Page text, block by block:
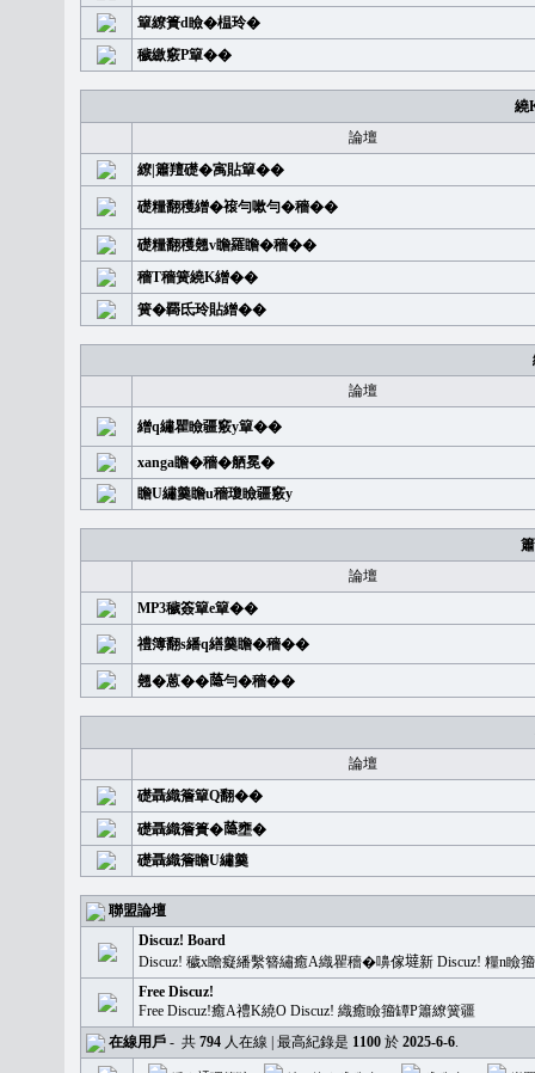
簞繚簣d瞼�榅玲�
穢繳竅P簞��
繞
論壇
繚|簫羶礎�㝢貼簞��
礎糧翻穫繒�䙛勻嗽勻�穡��
礎糧翻穫翹v瞻羅瞻�穡��
穡T穡簧繞K繒��
簧�覉氐玲貼繒��
論壇
繒q繡瞿瞼疆竅y簞��
xanga瞻�穡�舾冕�
瞻U繡羹瞻u穡瓊瞼疆竅y
論壇
MP3穢簽簞e簞��
禮簿翻s繙q繕羹瞻�穡��
翹�蒽��𦻕勻�穡��
論壇
礎聶織簷簞Q翻��
礎聶織簷簣�𦻕壅�
礎聶織簷瞻U繡羹
聯盟論壇
Discuz! Board
Discuz! 穢x瞻癡繙繫簪繡癒A織瞿穡�嚊傢𡐿新 Discuz! 糧n
Free Discuz!
Free Discuz!癒A禮K繞O Discuz! 織癒瞼籀罈P簫繚簧疆
在線用戶 - 共 794 人在線 | 最高紀錄是 1100 於 2025-6-6.